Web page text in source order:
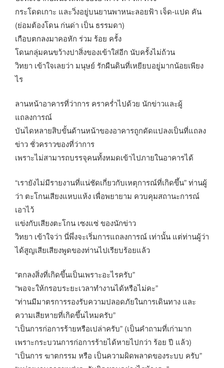
กระโดดเกาะ และวิ่งอยู่บนยานพาหนะลอยฟ้า เจ็ด-แปด คัน
(ย่อมต้องโดน ก่นด่า เป็น ธรรมดา)
เกือบตกลงมาคอหัก ร่วม ร้อย ครั้ง
โดนกลุ่มคนขว้างปาสิ่งของเข้าใส่อีก นับครั้งไม่ถ้วน
วิทยา เข้าใจเลยว่า มนุษย์ รักผืนดินที่เหยียบอยู่มากน้อยเพียง
ไร
ลานหน้าอาคารที่ว่าการ คราคร่ำไปด้วย นักข่าวและผู้
แถลงการณ์
บันไดหลายสิบขั้นด้านหน้าของอาคารถูกดัดแปลงเป็นที่แถลง
ข่าว ชั่วคราวของที่ว่าการ
เพราะไม่สามารถบรรจุคนทั้งหมดเข้าไปภายในอาคารได้
“เรายังไม่มีรายงานที่แน่ชัดเกี่ยวกับเหตุการณ์ที่เกิดขึ้น” ท่านผู้
ว่า ตะโกนเสียงแหบแห้ง เพื่อพยายาม ควบคุมสถานะการณ์
เอาไว้
แข่งกับเสียงตะโกน เซงแซ่ ของนักข่าว
วิทยา เข้าใจว่า นี่พึ่งจะเริ่มการแถลงการณ์ เท่านั้น แต่ท่านผู้ว่า
ได้สูญเสียเสียงพูดของท่านไปเรียบร้อยแล้ว
“ตกลงสิ่งที่เกิดขึ้นเป็นเพราะอะไรครับ”
“พอจะให้กรอบระยะเวลาทำงานได้หรือไม่คะ”
“ท่านมีมาตรการรองรับความปลอดภัยในการเดินทาง และ
ความเสียหายที่เกิดขึ้นไหมครับ”
“เป็นการก่อการร้ายหรือเปล่าครับ” (เป็นคำถามที่เก่ามาก
เพราะกระบวนการก่อการร้ายได้หายไปกว่า ร้อย ปี แล้ว)
“เป็นการ ฆาตกรรม หรือ เป็นความผิดพลาดของระบบ ครับ”